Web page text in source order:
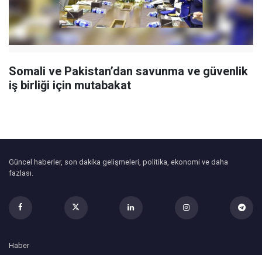
Somali ve Pakistan’dan savunma ve güvenlik
iş birliği için mutabakat
Güncel haberler, son dakika gelişmeleri, politika, ekonomi ve daha
fazlası.
Haber